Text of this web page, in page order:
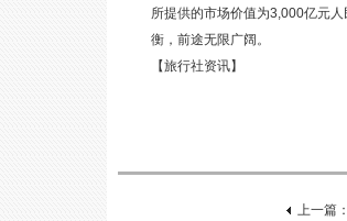
所提供的市场价值为3,000亿元
衡，前途无限广阔。
【旅行社资讯】
上一篇